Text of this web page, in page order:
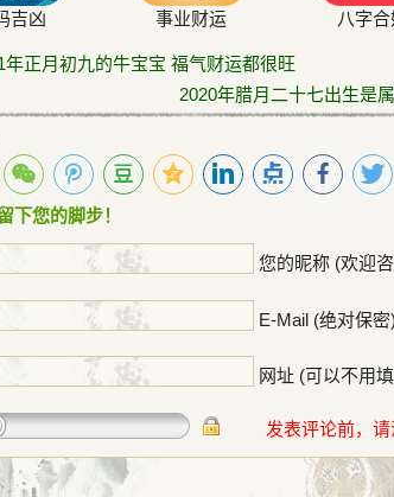
吉凶 事业财运 八字
年正月初九的牛宝宝 福气财运都很旺
2020年腊月二十七出生是
下您的脚步！
您的昵称 (欢迎
E-Mail (绝对保密)
网址 (可以不用
发表评论前，